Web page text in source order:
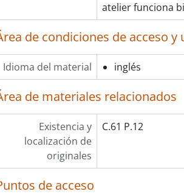
atelier funciona
de condiciones de acceso y
Idioma del material inglés
de materiales relacionados
Existencia y
localización de
originales
C.61 P.12
de acceso